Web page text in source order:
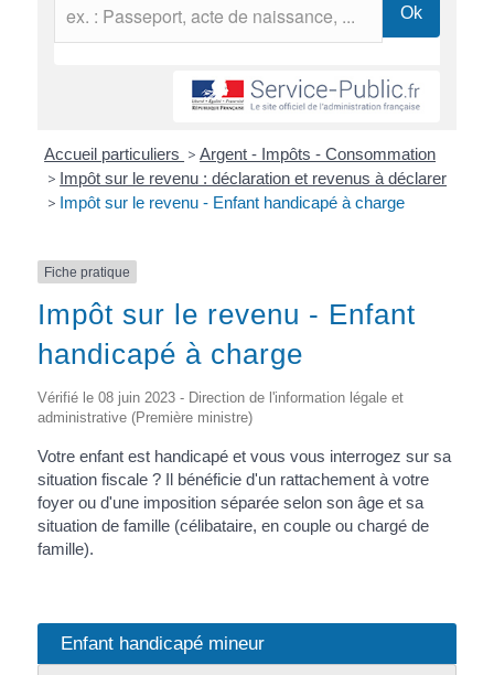
Accueil particuliers > Argent - Impôts - Consommation
> Impôt sur le revenu : déclaration et revenus à déclarer
> Impôt sur le revenu - Enfant handicapé à charge
Fiche pratique
Impôt sur le revenu - Enfant
handicapé à charge
Vérifié le 08 juin 2023 - Direction de l'information légale et
administrative (Première ministre)
Votre enfant est handicapé et vous vous interrogez sur sa
situation fiscale ? Il bénéficie d'un rattachement à votre
foyer ou d'une imposition séparée selon son âge et sa
situation de famille (célibataire, en couple ou chargé de
famille).
Enfant handicapé mineur